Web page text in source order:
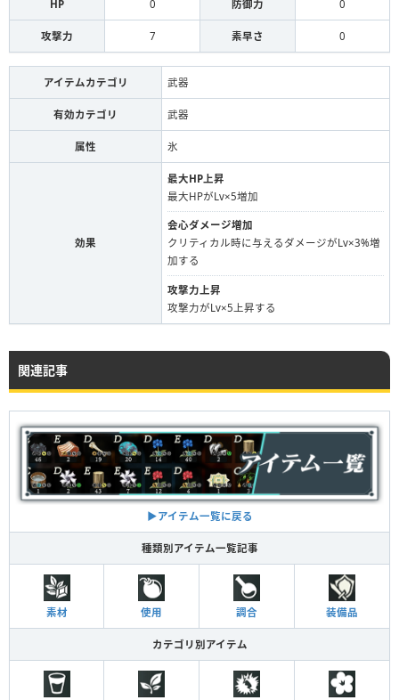
HP 0 防御力 0
攻撃力 7 素早さ 0
アイテムカテゴリ 武器
有効カテゴリ 武器
属性 氷
効果
最大HP上昇
最大HPがLv×5増加
会心ダメージ増加
クリティカル時に与えるダメージがLv×3%増
加する
攻撃力上昇
攻撃力がLv×5上昇する
関連記事
▶︎アイテム一覧に戻る
種類別アイテム一覧記事
素材 使用 調合 装備品
カテゴリ別アイテム